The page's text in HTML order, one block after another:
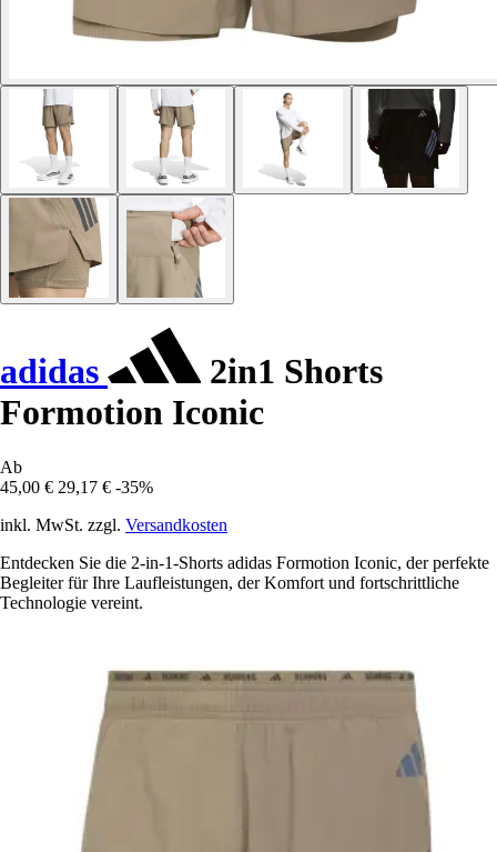
adidas
2in1 Shorts
Formotion Iconic
Ab
45,00 € 29,17 € -35%
inkl. MwSt. zzgl. Versandkosten
Entdecken Sie die 2-in-1-Shorts adidas Formotion Iconic, der perfekte
Begleiter für Ihre Laufleistungen, der Komfort und fortschrittliche
Technologie vereint.